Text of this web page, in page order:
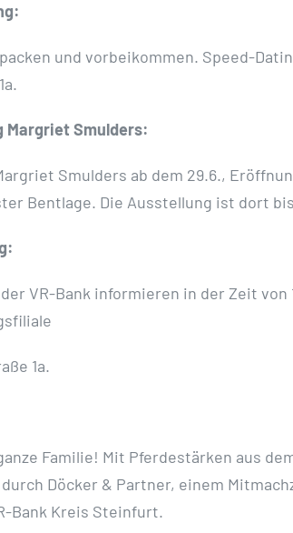
und vorbeikommen. Speed-
Margriet Smulders:
Smulders ab dem 29.6.,
Bentlage. Die Ausstellung ist dort
VR-Bank informieren in der Zeit
1a.
Familie! Mit Pferdestärken aus
Döcker & Partner, einem
Bank Kreis Steinfurt.